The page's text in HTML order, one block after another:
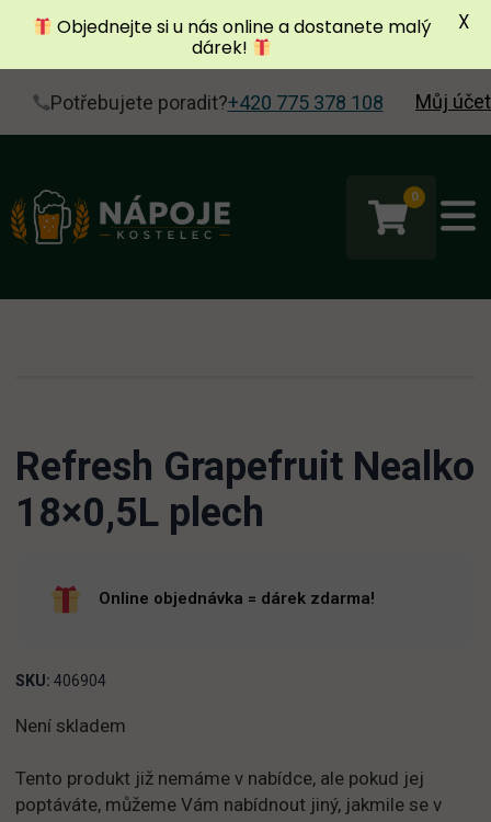
Potřebujete poradit?+420 775 378 108 Můj účet
0
Refresh Grapefruit Nealko
18×0,5L plech
Online objednávka = dárek zdarma!
SKU: 406904
Není skladem
Tento produkt již nemáme v nabídce, ale pokud jej
poptáváte, můžeme Vám nabídnout jiný, jakmile se v
Objednejte si u nás online a dostanete malý
dárek!
X